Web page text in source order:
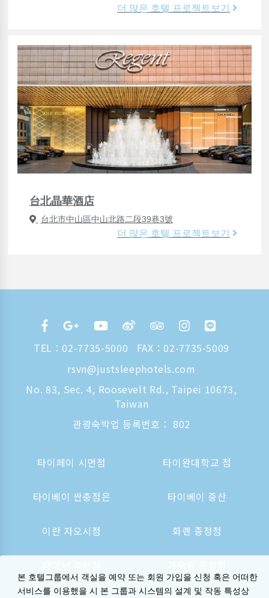
더 많은 호텔 프로젝트보기
台北晶華酒店
台北市中山區中山北路二段39巷3號
더 많은 호텔 프로젝트보기
TEL： 02-7735-5000
FAX：02-7735-5009
rsvn@justsleephotels.com
No. 83, Sec. 4, Roosevelt Rd., Taipei 10673,
Taiwan
관광숙박업 등록번호： 802
타이페이 시먼점 타이완대학교 점
타이베이 싼충점은 타이베이 중산
이란 자오시점 화롄 종정점
본 호텔그룹에서 객실을 예약 또는 회원 가입을 신청 혹은 어떠한
서비스를 이용했을 시 본 그룹과 시스템의 설계 및 작동 특성상